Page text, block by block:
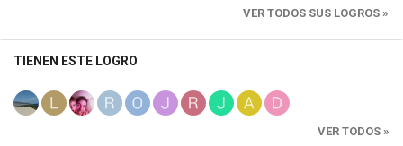
VER TODOS SUS LOGROS »
TIENEN ESTE LOGRO
VER TODOS »